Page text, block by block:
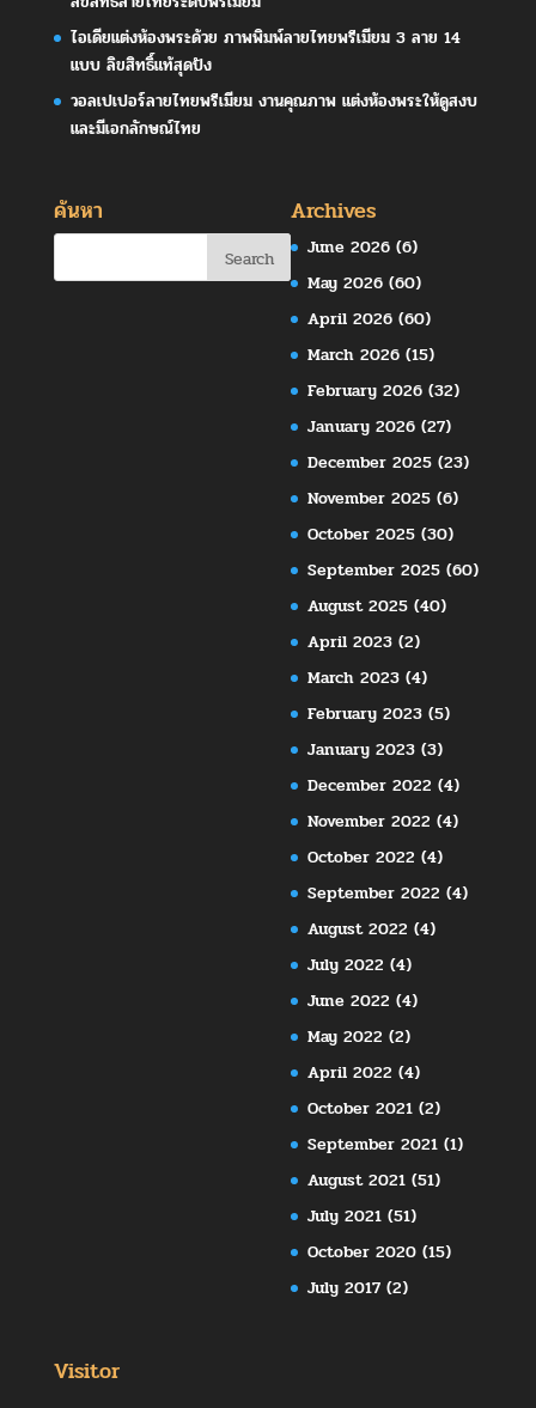
ไอเดียแต่งห้องพระด้วย ภาพพิมพ์ลายไทยพรีเมียม 3 ลาย 14
แบบ ลิขสิทธิ์แท้สุดปัง
วอลเปเปอร์ลายไทยพรีเมียม งานคุณภาพ แต่งห้องพระให้ดูสงบ
และมีเอกลักษณ์ไทย
ค้นหา Archives
June 2026 (6)
May 2026 (60)
April 2026 (60)
March 2026 (15)
February 2026 (32)
January 2026 (27)
December 2025 (23)
November 2025 (6)
October 2025 (30)
September 2025 (60)
August 2025 (40)
April 2023 (2)
March 2023 (4)
February 2023 (5)
January 2023 (3)
December 2022 (4)
November 2022 (4)
October 2022 (4)
September 2022 (4)
August 2022 (4)
July 2022 (4)
June 2022 (4)
May 2022 (2)
April 2022 (4)
October 2021 (2)
September 2021 (1)
August 2021 (51)
July 2021 (51)
October 2020 (15)
July 2017 (2)
Visitor